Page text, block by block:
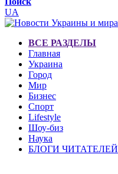
UA
ВСЕ РАЗДЕЛЫ
Главная
Украина
Город
Мир
Бизнес
Спорт
Lifestyle
Шоу-биз
Наука
БЛОГИ ЧИТАТЕЛЕЙ